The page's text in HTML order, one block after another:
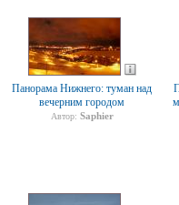
Панорама Нижнего: туман над
вечерним городом
Автор: Saphier